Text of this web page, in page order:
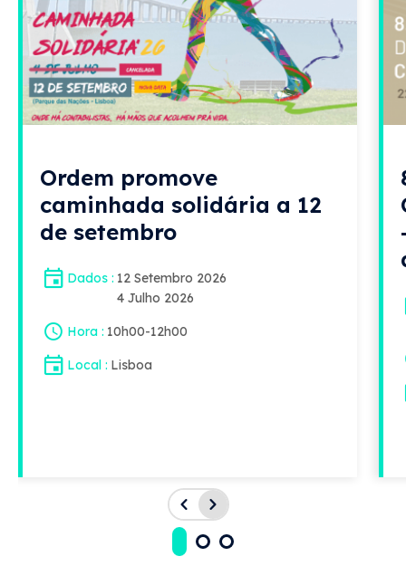
Ordem promove
caminhada solidária a 12
de setembro
Dados
12 Setembro 2026
4 Julho 2026
Hora 10h00-12h00
Local Lisboa